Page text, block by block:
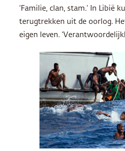
‘Familie, clan, stam.’ In Libië
terugtrekken uit de oorlog.
eigen leven.